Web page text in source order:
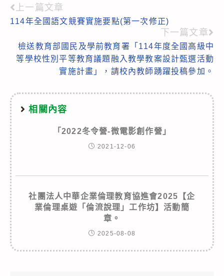
Read
more
articles
上一篇文章
114年全國語文競賽實施要點(第一次修正)
下一篇文章
檢送教育部國民及學前教育署「114年度全國高級中
等學校性別平等教育議題融入教學教案設計甄選活動
實施計畫」，請校內教師踴躍投稿參加。
相關內容
「2022冬令營-微電影創作營」
2021-12-06
社團法人中華企業倫理教育協進會2025【企
業倫理桌遊「倫流說理」工作坊】活動簡
章。
2025-08-08